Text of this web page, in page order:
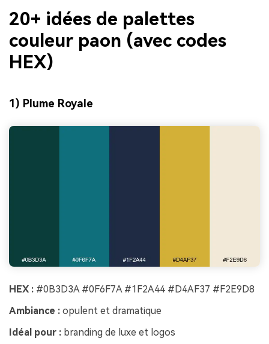
20+ idées de palettes
couleur paon (avec codes
HEX)
1) Plume Royale
HEX : #0B3D3A #0F6F7A #1F2A44 #D4AF37 #F2E9D8
Ambiance : opulent et dramatique
Idéal pour : branding de luxe et logos